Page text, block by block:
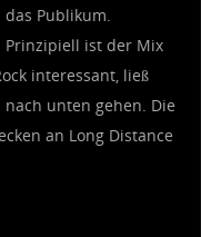
das Publikum.
Prinzipiell ist der Mix
interessant, ließ
unten gehen. Die
an Long Distance